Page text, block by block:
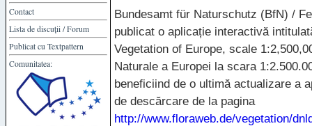
Contact
Lista de discuții /Forum
Publicat cu Textpattern
Comunitatea:
Bundesamt für Naturschutz (BfN) /
publicat o aplicație interactivă
Vegetation of Europe, scale
Naturale a Europei la scara
beneficiind de o ultimă actualizare a
de descărcare de la pagina
http://www.floraweb.de/vegetation/